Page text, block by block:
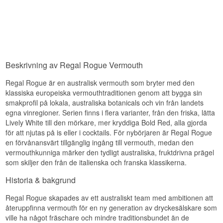
Visste du att Regal Rogue Wild Rose kryddas
med kina, samma bitterämne som traditionellt
används i tonic, vilket ger vermouthen dess
karakteristiska lätt bittra avslut?
Eftersmak
Eftersmaken är lång och umamipräglad med ett
torrt, lätt salt avslut.
Specifikationer
Destilleri:Regal Rogue
Region/Land: Orange, New South Wales,
Australien
Typ: Australisk Ekologisk Vermouth
ABV: 18%
Storlek: 50 CL
med gin eller vodka, eller blandad med tonic som
en Daring Cooler.
citrongräs, grapefrukt och kamomill. Vermouthen
istället för det raffinerade vita socker som
vanligtvis används.
Smaknoter
Doft
Doften bjuder på frisk citrus och blommiga toner
av fläderblomma och kamomill, understödda av
den karakteristiska aromen från citronmyrten.
med smak av grapefrukt, citrongräs och
ökenlime, kryddad med ett stänk av inhemsk
timjan.
Beskrivning av Regal Rogue Vermouth
Regal Rogue är en australisk vermouth som bryter med den
klassiska europeiska vermouthtraditionen genom att bygga sin
smakprofil på lokala, australiska botanicals och vin från landets
egna vinregioner. Serien finns i flera varianter, från den friska, lätta
Lively White till den mörkare, mer kryddiga Bold Red, alla gjorda
för att njutas på is eller i cocktails. För nybörjaren är Regal Rogue
en förvånansvärt tillgänglig ingång till vermouth, medan den
vermouthkunniga märker den tydligt australiska, fruktdrivna prägel
som skiljer den från de italienska och franska klassikerna.
Historia & bakgrund
Regal Rogue skapades av ett australiskt team med ambitionen att
återuppfinna vermouth för en ny generation av dryckesälskare som
ville ha något fräschare och mindre traditionsbundet än de